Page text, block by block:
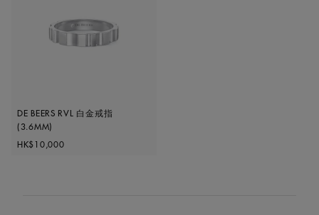
DE BEERS RVL 白金戒指
(3.6MM)
Original price
HK$10,000